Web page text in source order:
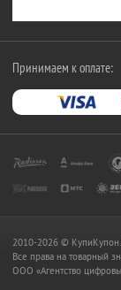
Принимаем к оплате:
2010-2026 ©
Все права на товарный
OOO «Агентство